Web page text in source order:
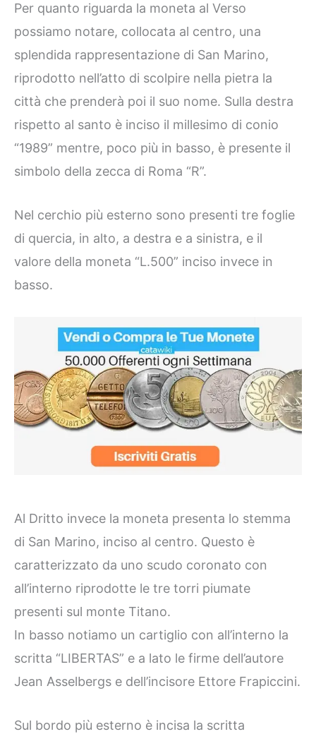
Per quanto riguarda la moneta al Verso
possiamo notare, collocata al centro, una
splendida rappresentazione di San Marino,
riprodotto nell’atto di scolpire nella pietra la
città che prenderà poi il suo nome. Sulla destra
rispetto al santo è inciso il millesimo di conio
“1989” mentre, poco più in basso, è presente il
simbolo della zecca di Roma “R”.
Nel cerchio più esterno sono presenti tre foglie
di quercia, in alto, a destra e a sinistra, e il
valore della moneta “L.500” inciso invece in
basso.
Al Dritto invece la moneta presenta lo stemma
di San Marino, inciso al centro. Questo è
caratterizzato da uno scudo coronato con
all’interno riprodotte le tre torri piumate
presenti sul monte Titano.
In basso notiamo un cartiglio con all’interno la
scritta “LIBERTAS” e a lato le firme dell’autore
Jean Asselbergs e dell’incisore Ettore Frapiccini.
Sul bordo più esterno è incisa la scritta